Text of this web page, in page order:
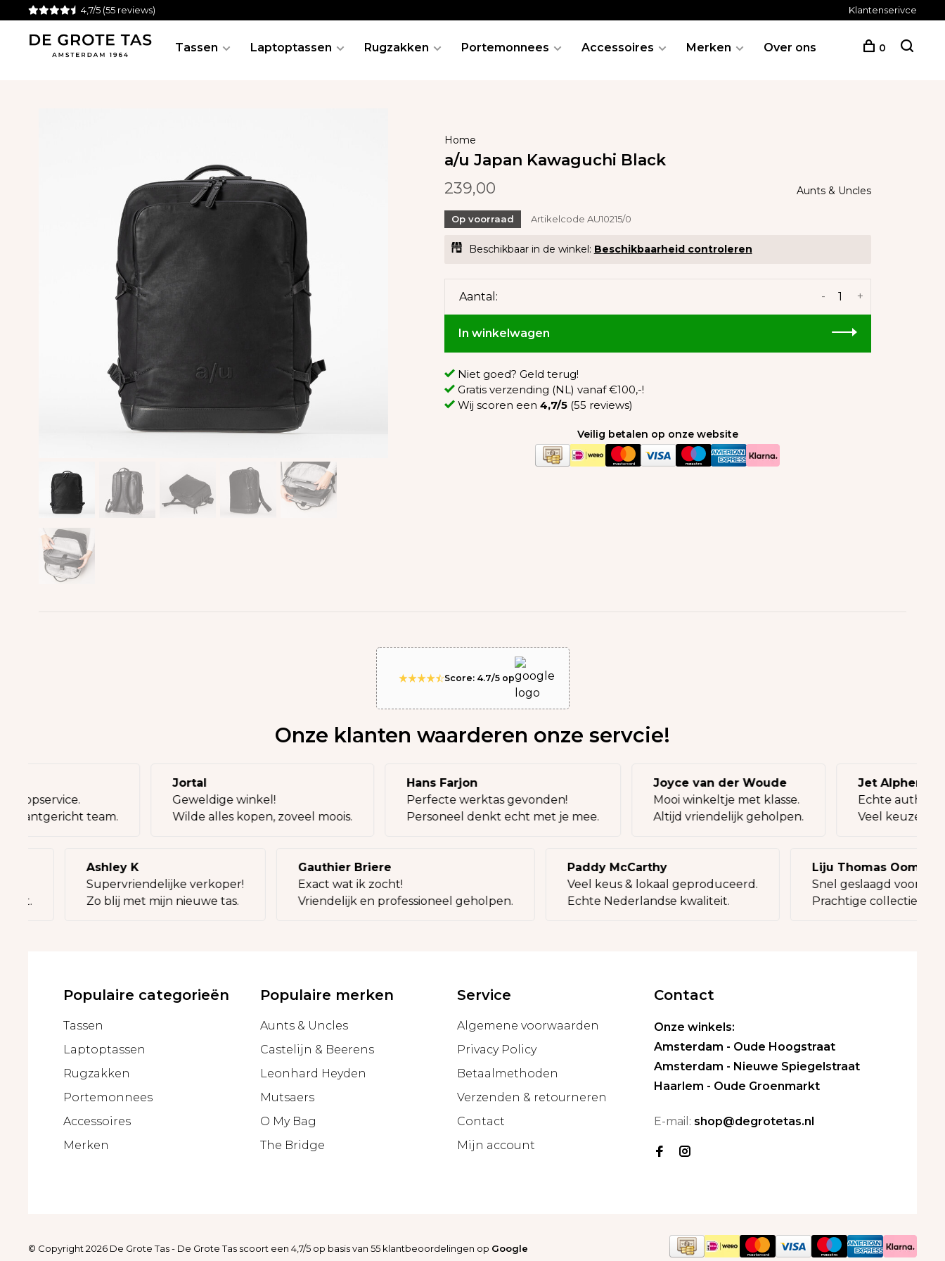
4,7/5 (55 reviews) Klantenserivce
Tassen Laptoptassen Rugzakken Portemonnees Accessoires Merken Over ons 0
Home
a/u Japan Kawaguchi Black
239,00
Aunts & Uncles
Op voorraad Artikelcode AU10215/0
Beschikbaar in de winkel: Beschikbaarheid controleren
Aantal: +
-
In winkelwagen
Niet goed? Geld terug!
Gratis verzending (NL) vanaf €100,-!
Wij scoren een 4,7/5(55 reviews)
Veilig betalen op onze website
Score: 4.7/5 op
Onze klanten waarderen onze servcie!
en topservice.
klantgericht team.
Jortal
Geweldige winkel!
Wilde alles kopen, zoveel moois.
Hans Farjon
Perfecte werktas gevonden!
Personeel denkt echt met je mee.
Joyce van der Woude
Mooi winkeltje met klasse.
Altijd vriendelijk geholpen.
Jet
Echte
Veel keuze,
Ashley K
Supervriendelijke verkoper!
Zo blij met mijn nieuwe tas.
Gauthier Briere
Exact wat ik zocht!
Vriendelijk en professioneel geholpen.
Paddy McCarthy
Veel keus & lokaal geproduceerd.
Echte Nederlandse kwaliteit.
Liju Thomas Oommen
Snel geslaagd voor een
Prachtige collectie tassen.
Populaire categorieën
Tassen
Laptoptassen
Rugzakken
Portemonnees
Accessoires
Merken
Populaire merken
Aunts & Uncles
Castelijn & Beerens
Leonhard Heyden
Mutsaers
O My Bag
The Bridge
Service
Algemene voorwaarden
Privacy Policy
Betaalmethoden
Verzenden & retourneren
Contact
Mijn account
Contact
Onze winkels:
Amsterdam - Oude Hoogstraat
Amsterdam - Nieuwe Spiegelstraat
Haarlem - Oude Groenmarkt
E-mail: shop@degrotetas.nl
© Copyright 2026 De Grote Tas- De Grote Tas scoort een 4,7/5 op basis van 55 klantbeoordelingen op Google